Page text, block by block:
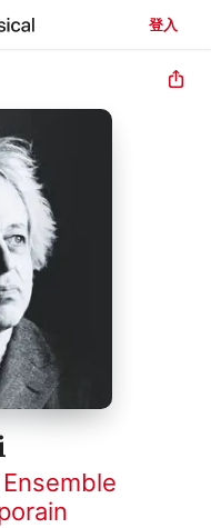
登入
Ensemble